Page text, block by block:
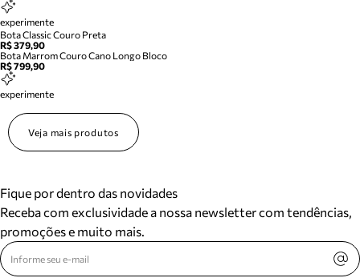
experimente
Bota Classic Couro Preta
R$ 379,90
Bota Marrom Couro Cano Longo Bloco
R$ 799,90
experimente
Veja mais produtos
Fique por dentro das novidades
Receba com exclusividade a nossa newsletter com tendências,
promoções e muito mais.